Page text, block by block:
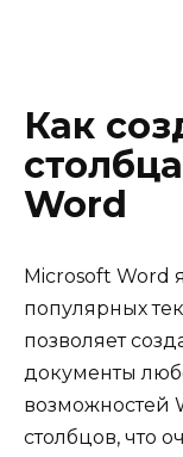
Как
Word
Microsoft Word
популярных
позволяет
документы
возможностей
столбцов, что